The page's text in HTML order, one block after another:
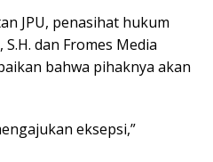
JPU, penasihat hukum
dan Fromes Media
bahwa pihaknya akan
eksepsi,”